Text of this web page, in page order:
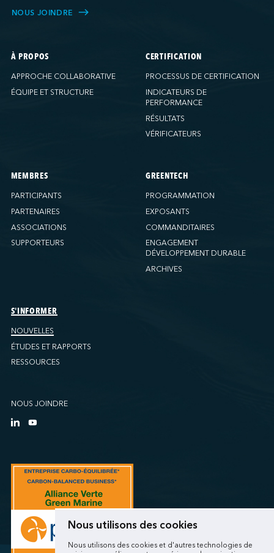
Nous utilisons des cookies
Nous utilisons des cookies et d'autres technologies de
NOUS JOINDRE
À PROPOS
APPROCHE COLLABORATIVE
ÉQUIPE ET STRUCTURE
CERTIFICATION
PROCESSUS DE CERTIFICATION
INDICATEURS DE
PERFORMANCE
RÉSULTATS
VÉRIFICATEURS
MEMBRES
PARTICIPANTS
PARTENAIRES
ASSOCIATIONS
SUPPORTEURS
GREENTECH
PROGRAMMATION
EXPOSANTS
COMMANDITAIRES
ENGAGEMENT
DÉVELOPPEMENT DURABLE
ARCHIVES
S'INFORMER
NOUVELLES
ÉTUDES ET RAPPORTS
RESSOURCES
NOUS JOINDRE